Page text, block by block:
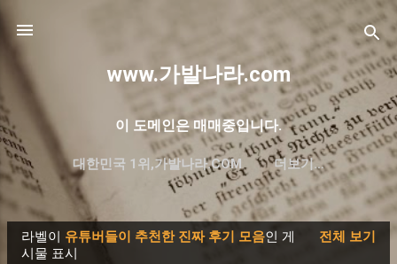
www.가발나라.com
이 도메인은 매매중입니다.
대한민국 1위,가발나라.COM 더보기…
프리미엄 한글 도메인 대방출
글
라벨이 유튜버들이 추천한 진짜 후기 모음인 게
시물 표시
전체 보기